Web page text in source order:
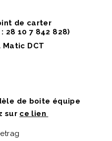
de carter
28 10 7 842 828)
Matic DCT
de boite équipe
sur ce lien